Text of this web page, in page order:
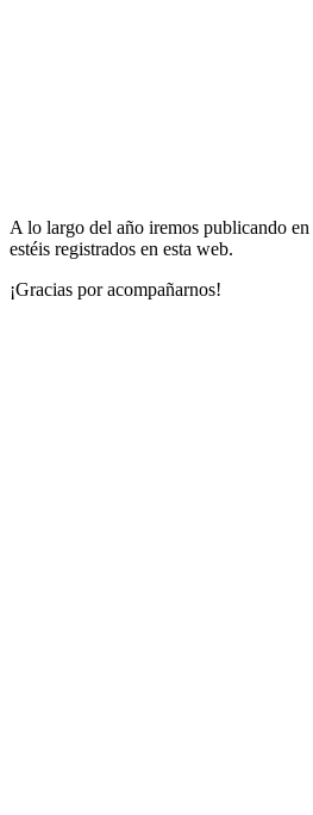
A lo largo del año iremos publicando
estéis registrados en esta web.
¡Gracias por acompañarnos!